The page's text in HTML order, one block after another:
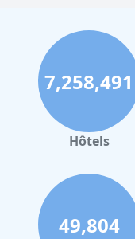
7,258,491
Hôtels
49,804